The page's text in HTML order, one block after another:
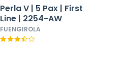
Perla V | 5 Pax | First
Line | 2254-AW
FUENGIROLA